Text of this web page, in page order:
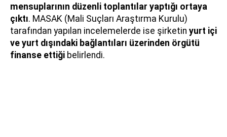
mensuplarının düzenli toplantılar yaptığı ortaya
çıktı. MASAK (Mali Suçları Araştırma Kurulu)
tarafından yapılan incelemelerde ise şirketin yurt içi
ve yurt dışındaki bağlantıları üzerinden örgütü
finanse ettiği belirlendi.